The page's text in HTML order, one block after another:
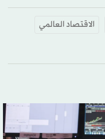
الاقتصاد العالمي